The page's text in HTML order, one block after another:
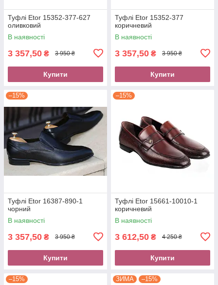
Туфлі Etor 15352-377-627
оливковий
В наявності
3 357,50 ₴ 3 950 ₴
Купити
Туфлі Etor 15352-377
коричневий
В наявності
3 357,50 ₴ 3 950 ₴
Купити
–15%
Туфлі Etor 16387-890-1
чорний
В наявності
3 357,50 ₴ 3 950 ₴
Купити
–15%
Туфлі Etor 15661-10010-1
коричневий
В наявності
3 612,50 ₴ 4 250 ₴
Купити
–15% ЗИМА –15%